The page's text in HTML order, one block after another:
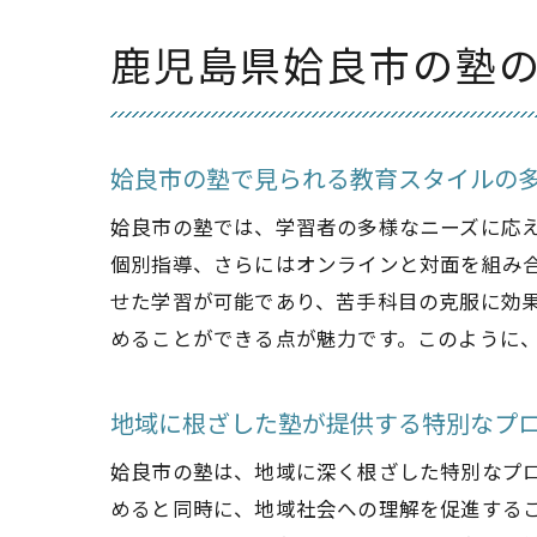
鹿児島県姶良市の塾
姶良市の塾で見られる教育スタイルの
姶良市の塾では、学習者の多様なニーズに
個別指導、さらにはオンラインと対面を組み
せた学習が可能であり、苦手科目の克服に効
めることができる点が魅力です。このよう
地域に根ざした塾が提供する特別なプ
姶良市の塾は、地域に深く根ざした特別な
めると同時に、地域社会への理解を促進す